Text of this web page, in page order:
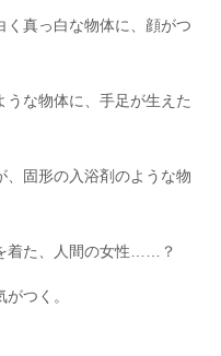
く真っ白な物体に、顔がつ
な物体に、手足が生えた
固形の入浴剤のような物
着た、人間の女性……？
つく。